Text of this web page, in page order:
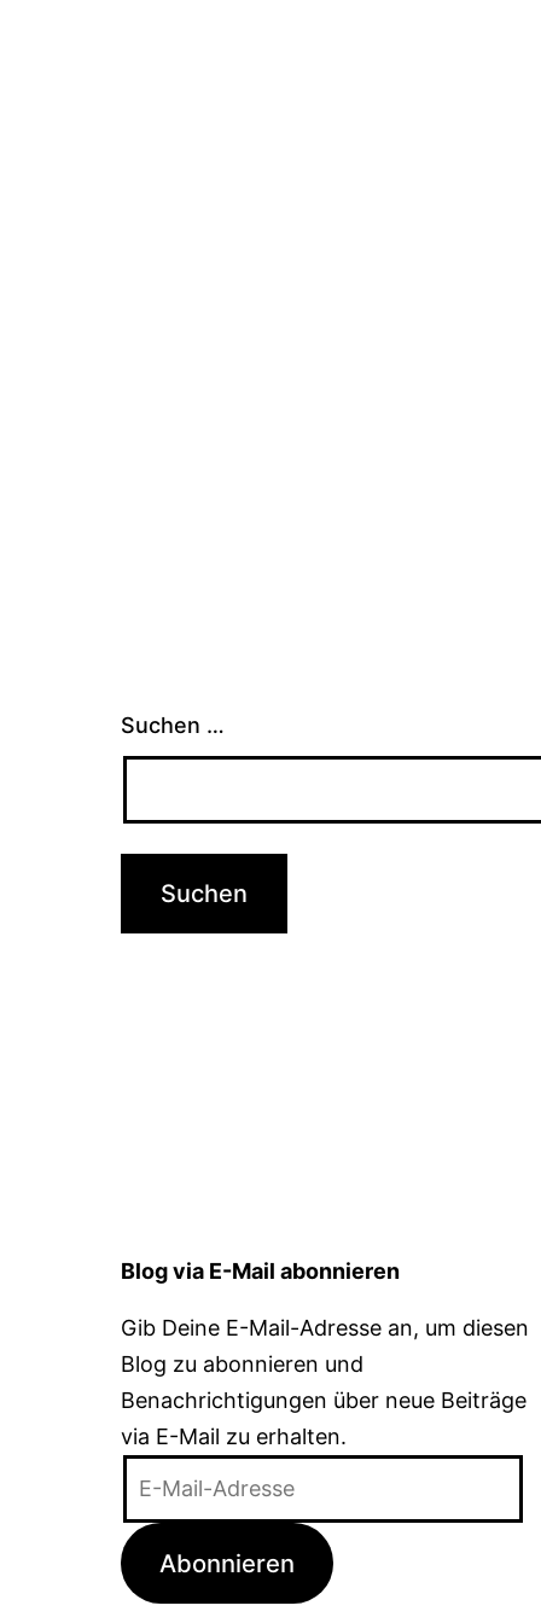
Suchen …
Blog via E-Mail abonnieren
Gib Deine E-Mail-Adresse an, um diesen
Blog zu abonnieren und
Benachrichtigungen über neue Beiträge
via E-Mail zu erhalten.
Adresse
Abonnieren